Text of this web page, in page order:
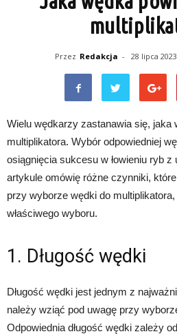
Przez Redakcja - 28 lipca 2023
Wielu wędkarzy zastanawia się, jaka
multiplikatora. Wybór odpowiedniej
osiągnięcia sukcesu w łowieniu ryb
artykule omówię różne czynniki,
przy wyborze wędki do
właściwego wyboru.
1. Długość wędki
Długość wędki jest jednym z
należy wziąć pod uwagę przy
Odpowiednia długość wędki zależy